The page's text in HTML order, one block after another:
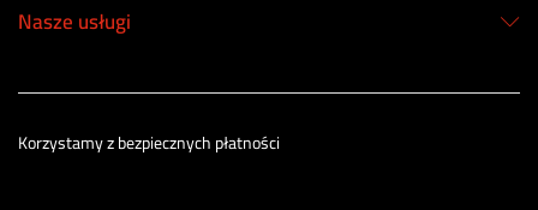
Nasze usługi
Korzystamy z bezpiecznych płatności